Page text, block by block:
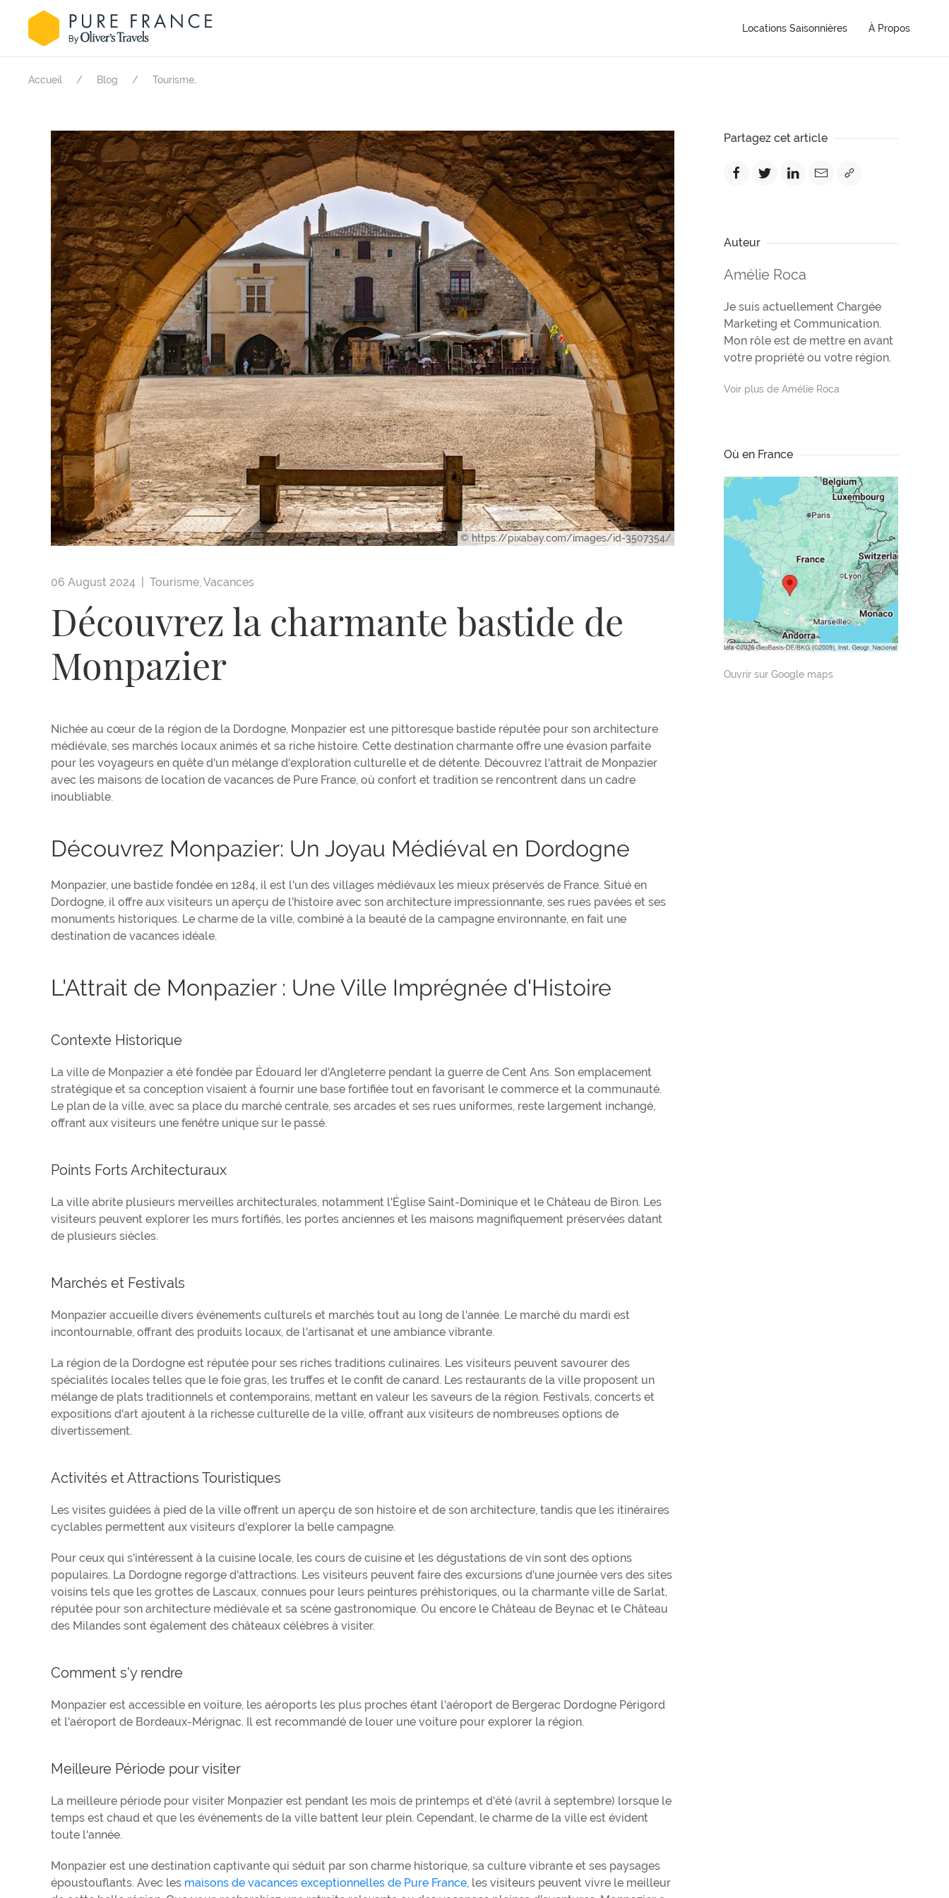
Locations Saisonnières À Propos
Accueil Blog Tourisme.
© https://pixabay.com/images/id-3507354/
06 August 2024 | Tourisme,Vacances
Découvrez la charmante bastide de
Monpazier
Nichée au cœur de la région de la Dordogne, Monpazier est une pittoresque bastide réputée pour son architecture
médiévale, ses marchés locaux animés et sa riche histoire. Cette destination charmante offre une évasion parfaite
pour les voyageurs en quête d'un mélange d'exploration culturelle et de détente. Découvrez l'attrait de Monpazier
avec les maisons de location de vacances de Pure France, où confort et tradition se rencontrent dans un cadre
inoubliable.
Découvrez Monpazier: Un Joyau Médiéval en Dordogne
Monpazier, une bastide fondée en 1284, il est l'un des villages médiévaux les mieux préservés de France. Situé en
Dordogne, il offre aux visiteurs un aperçu de l'histoire avec son architecture impressionnante, ses rues pavées et ses
monuments historiques. Le charme de la ville, combiné à la beauté de la campagne environnante, en fait une
destination de vacances idéale.
L'Attrait de Monpazier : Une Ville Imprégnée d'Histoire
Contexte Historique
La ville de Monpazier a été fondée par Édouard Ier d'Angleterre pendant la guerre de Cent Ans. Son emplacement
stratégique et sa conception visaient à fournir une base fortifiée tout en favorisant le commerce et la communauté.
Le plan de la ville, avec sa place du marché centrale, ses arcades et ses rues uniformes, reste largement inchangé,
offrant aux visiteurs une fenêtre unique sur le passé.
Points Forts Architecturaux
La ville abrite plusieurs merveilles architecturales, notamment l'Église Saint-Dominique et le Château de Biron. Les
visiteurs peuvent explorer les murs fortifiés, les portes anciennes et les maisons magnifiquement préservées datant
de plusieurs siècles.
Marchés et Festivals
Monpazier accueille divers événements culturels et marchés tout au long de l'année. Le marché du mardi est
incontournable, offrant des produits locaux, de l'artisanat et une ambiance vibrante.
La région de la Dordogne est réputée pour ses riches traditions culinaires. Les visiteurs peuvent savourer des
spécialités locales telles que le foie gras, les truffes et le confit de canard. Les restaurants de la ville proposent un
mélange de plats traditionnels et contemporains, mettant en valeur les saveurs de la région. Festivals, concerts et
expositions d'art ajoutent à la richesse culturelle de la ville, offrant aux visiteurs de nombreuses options de
divertissement.
Activités et Attractions Touristiques
Les visites guidées à pied de la ville offrent un aperçu de son histoire et de son architecture, tandis que les itinéraires
cyclables permettent aux visiteurs d'explorer la belle campagne.
Pour ceux qui s'intéressent à la cuisine locale, les cours de cuisine et les dégustations de vin sont des options
populaires. La Dordogne regorge d'attractions. Les visiteurs peuvent faire des excursions d'une journée vers des sites
voisins tels que les grottes de Lascaux, connues pour leurs peintures préhistoriques, ou la charmante ville de Sarlat,
réputée pour son architecture médiévale et sa scène gastronomique. Ou encore le Château de Beynac et le Château
des Milandes sont également des châteaux célèbres à visiter.
Comment s'y rendre
Monpazier est accessible en voiture, les aéroports les plus proches étant l'aéroport de Bergerac Dordogne Périgord
et l'aéroport de Bordeaux-Mérignac. Il est recommandé de louer une voiture pour explorer la région.
Meilleure Période pour visiter
La meilleure période pour visiter Monpazier est pendant les mois de printemps et d'été (avril à septembre) lorsque le
temps est chaud et que les événements de la ville battent leur plein. Cependant, le charme de la ville est évident
toute l'année.
Monpazier est une destination captivante qui séduit par son charme historique, sa culture vibrante et ses paysages
époustouflants. Avec les maisons de vacances exceptionnelles de Pure France, les visiteurs peuvent vivre le meilleur
Partagez cet article
Auteur
Amélie Roca
Je suis actuellement Chargée
Marketing et Communication.
Mon rôle est de mettre en avant
votre propriété ou votre région.
Voir plus de Amélie Roca
Où en France
Ouvrir sur Google maps